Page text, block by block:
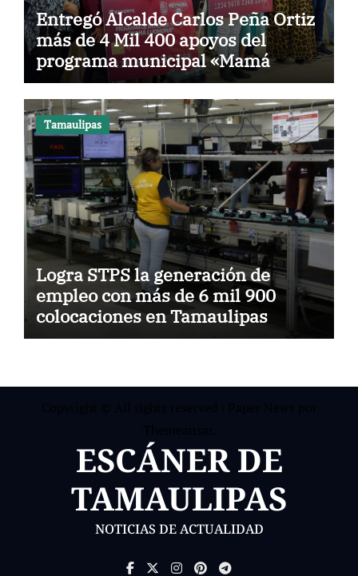
Entregó Alcalde Carlos Peña Ortiz
más de 4 Mil 400 apoyos del
programa municipal «Mamá
Luchona»
Tamaulipas
Logra STPS la generación de
empleo con más de 6 mil 900
colocaciones en Tamaulipas
ESCÁNER DE
TAMAULIPAS
NOTICIAS DE ACTUALIDAD